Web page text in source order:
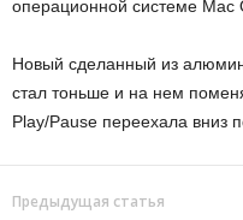
операционной системе Mac
Новый сделанный из
стал тоньше и на нем
Play/Pause переехала вниз
Предыдущая статья